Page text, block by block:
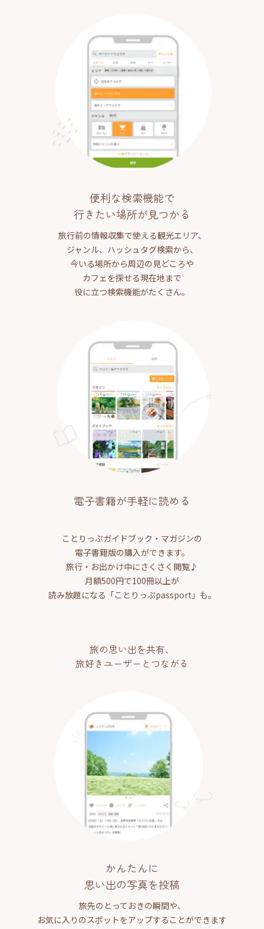
便利な検索機能で
行きたい場所が見つかる
旅行前の情報収集で使える観光エリア、
ジャンル、ハッシュタグ検索から、
今いる場所から周辺の見どころや
カフェを探せる現在地まで
役に立つ検索機能がたくさん。
電子書籍が手軽に読める
ことりっぷガイドブック・マガジンの
電子書籍版の購入ができます。
旅行・お出かけ中にさくさく閲覧♪
月額500円で100冊以上が
読み放題になる「ことりっぷpassport」も。
旅の思い出を共有、
旅好きユーザーとつながる
かんたんに
思い出の写真を投稿
旅先のとっておきの瞬間や、
お気に入りのスポットをアップすることができます